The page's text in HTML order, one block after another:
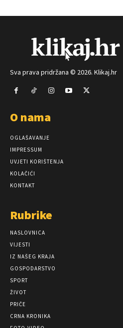
Sva prava pridržana © 2026. Klikaj.hr
O nama
OGLAŠAVANJE
IMPRESSUM
UVJETI KORIŠTENJA
KOLAČIĆI
KONTAKT
Rubrike
NASLOVNICA
VIJESTI
IZ NAŠEG KRAJA
GOSPODARSTVO
SPORT
ŽIVOT
PRIČE
CRNA KRONIKA